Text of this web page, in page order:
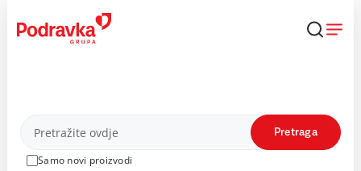
content
Proizvodi
Samo novi proizvodi
Pretraga